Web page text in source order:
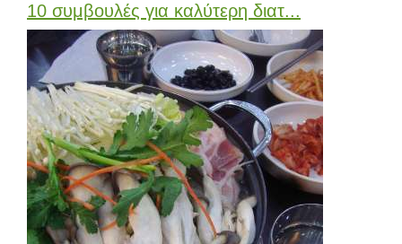
10 συμβουλές για καλύτερη διατ...